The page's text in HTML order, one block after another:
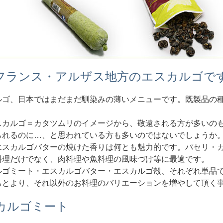
ランス・アルザス地方のエスカルゴで
ゴ、日本ではまだまだ馴染みの薄いメニューです。既製品の
カルゴ＝カタツムリのイメージから、敬遠される方が多いの
れるのに…、と思われている方も多いのではないでしょうか
スカルゴバターの焼けた香りは何とも魅力的です。パセリ・
だけでなく、肉料理や魚料理の風味づけ等に最適です。
ゴミート・エスカルゴバター・エスカルゴ殻、それぞれ単品
より、それ以外のお料理のバリエーションを増やして頂く
ルゴミート